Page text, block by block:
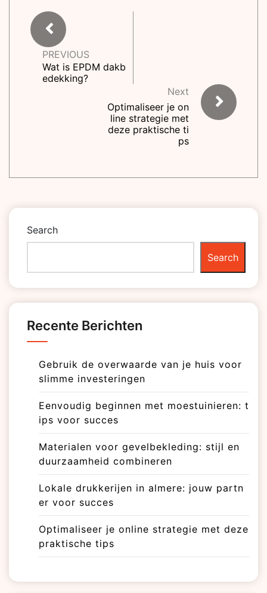
PREVIOUS
Wat is EPDM dakb
edekking?
Next
Optimaliseer je on
line strategie met
deze praktische ti
ps
Search
Search
Recente Berichten
Gebruik de overwaarde van je huis voor
slimme investeringen
Eenvoudig beginnen met moestuinieren: t
ips voor succes
Materialen voor gevelbekleding: stijl en
duurzaamheid combineren
Lokale drukkerijen in almere: jouw partn
er voor succes
Optimaliseer je online strategie met deze
praktische tips